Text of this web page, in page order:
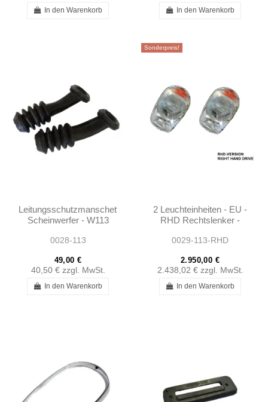
In den Warenkorb In den Warenkorb
Leitungsschutzmanschette
Scheinwerfer - W113
1155460085
0028-113
49,00 €
40,50 € zzgl. MwSt.
In den Warenkorb
Sonderpreis!
2 Leuchteinheiten - EU -
RHD Rechtslenker -
0029-113-RHD
2.950,00 €
2.438,02 € zzgl. MwSt.
In den Warenkorb